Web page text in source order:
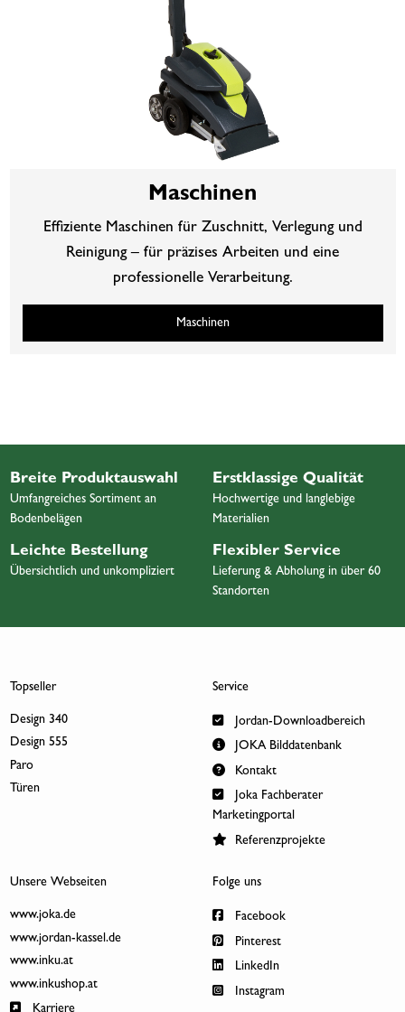
Maschinen
Effiziente Maschinen für Zuschnitt, Verlegung und
Reinigung – für präzises Arbeiten und eine
professionelle Verarbeitung.
Maschinen
Breite Produktauswahl
Umfangreiches Sortiment an
Bodenbelägen
Erstklassige Qualität
Hochwertige und langlebige
Materialien
Leichte Bestellung
Übersichtlich und unkompliziert
Flexibler Service
Lieferung & Abholung in über 60
Standorten
Topseller
Design 340
Design 555
Paro
Türen
Service
Jordan-Downloadbereich
JOKA Bilddatenbank
Kontakt
Joka Fachberater
Marketingportal
Referenzprojekte
Unsere Webseiten
www.joka.de
www.jordan-kassel.de
www.inku.at
www.inkushop.at
Folge uns
Facebook
Pinterest
LinkedIn
Instagram